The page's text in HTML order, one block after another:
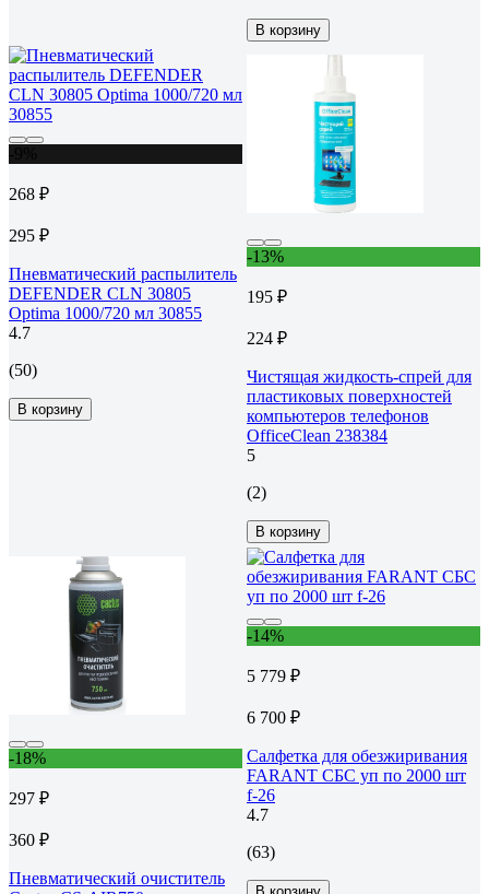
В корзину
268 ₽
295 ₽
Пневматический распылитель
DEFENDER CLN 30805
Optima 1000/720 мл 30855
4.7
(50)
В корзину
-13%
195 ₽
224 ₽
Чистящая жидкость-спрей для
пластиковых поверхностей
компьютеров телефонов
OfficeClean 238384
5
(2)
В корзину
-18%
297 ₽
360 ₽
Пневматический очиститель
-14%
5 779 ₽
6 700 ₽
Салфетка для обезжиривания
FARANT СБС уп по 2000 шт
f-26
4.7
(63)